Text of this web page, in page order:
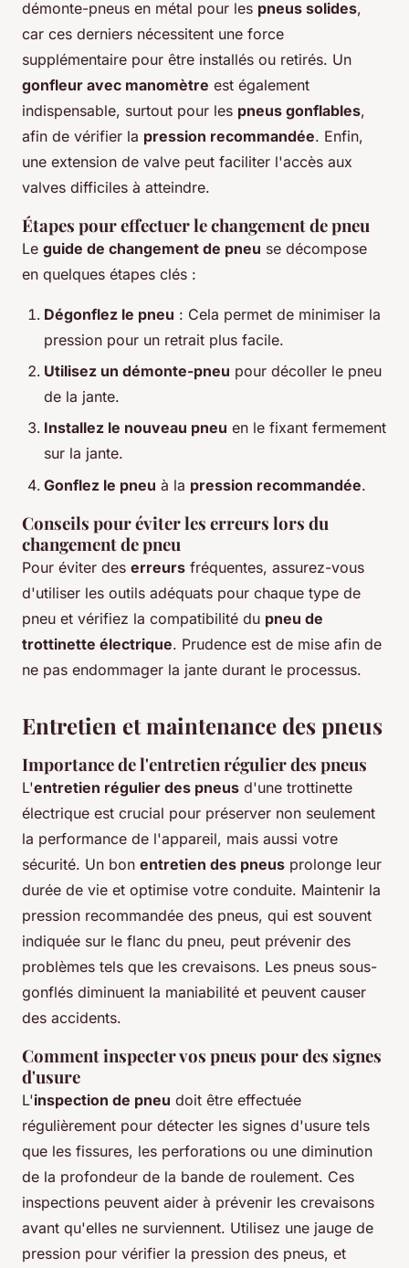
démonte-pneus en métal pour les pneus solides,
car ces derniers nécessitent une force
supplémentaire pour être installés ou retirés. Un
gonfleur avec manomètre est également
indispensable, surtout pour les pneus gonflables,
afin de vérifier la pression recommandée. Enfin,
une extension de valve peut faciliter l'accès aux
valves difficiles à atteindre.
Étapes pour effectuer le changement de pneu
Le guide de changement de pneu se décompose
en quelques étapes clés :
Dégonflez le pneu : Cela permet de minimiser la
pression pour un retrait plus facile.
Utilisez un démonte-pneu pour décoller le pneu
de la jante.
Installez le nouveau pneu en le fixant fermement
sur la jante.
Gonflez le pneu à la pression recommandée.
Conseils pour éviter les erreurs lors du
changement de pneu
Pour éviter des erreurs fréquentes, assurez-vous
d'utiliser les outils adéquats pour chaque type de
pneu et vérifiez la compatibilité du pneu de
trottinette électrique. Prudence est de mise afin de
ne pas endommager la jante durant le processus.
Entretien et maintenance des pneus
Importance de l'entretien régulier des pneus
L'entretien régulier des pneus d'une trottinette
électrique est crucial pour préserver non seulement
la performance de l'appareil, mais aussi votre
sécurité. Un bon entretien des pneus prolonge leur
durée de vie et optimise votre conduite. Maintenir la
pression recommandée des pneus, qui est souvent
indiquée sur le flanc du pneu, peut prévenir des
problèmes tels que les crevaisons. Les pneus sous-
gonflés diminuent la maniabilité et peuvent causer
des accidents.
Comment inspecter vos pneus pour des signes
d'usure
L'inspection de pneu doit être effectuée
régulièrement pour détecter les signes d'usure tels
que les fissures, les perforations ou une diminution
de la profondeur de la bande de roulement. Ces
inspections peuvent aider à prévenir les crevaisons
avant qu'elles ne surviennent. Utilisez une jauge de
pression pour vérifier la pression des pneus, et